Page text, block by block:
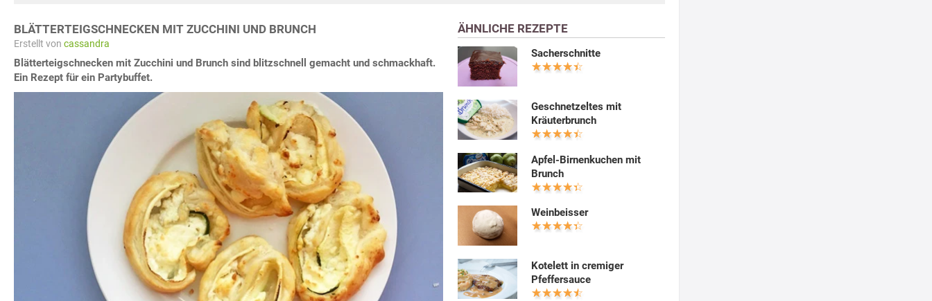
BLÄTTERTEIGSCHNECKEN MIT ZUCCHINI UND BRUNCH
Erstellt von cassandra
Blätterteigschnecken mit Zucchini und Brunch sind blitzschnell gemacht und schmackhaft.
Ein Rezept für ein Partybuffet.
ÄHNLICHE REZEPTE
Sacherschnitte
Geschnetzeltes mit
Kräuterbrunch
Apfel-Birnenkuchen mit
Brunch
Weinbeisser
Kotelett in cremiger
Pfeffersauce